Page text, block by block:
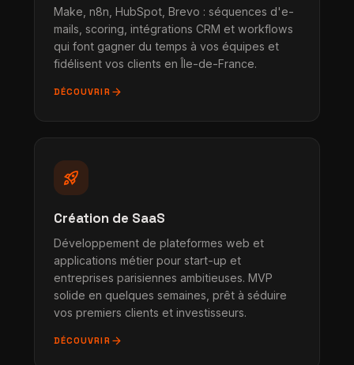
Make, n8n, HubSpot, Brevo : séquences d'e-
mails, scoring, intégrations CRM et workflows
qui font gagner du temps à vos équipes et
fidélisent vos clients en Île-de-France.
DÉCOUVRIR arrow_forward
rocket_launch
Création de SaaS
Développement de plateformes web et
applications métier pour start-up et
entreprises parisiennes ambitieuses. MVP
solide en quelques semaines, prêt à séduire
vos premiers clients et investisseurs.
DÉCOUVRIR arrow_forward